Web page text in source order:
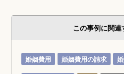
この事例に関連
婚姻費用 婚姻費用の請求